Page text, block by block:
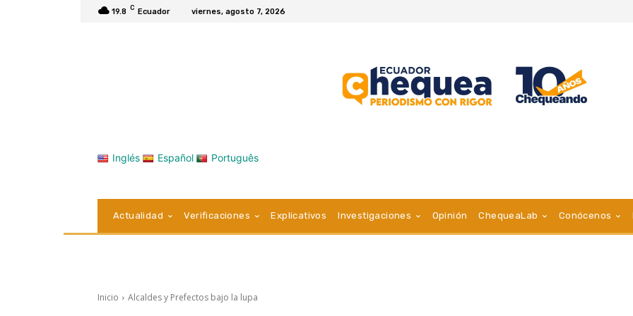
19.8 C Ecuador viernes, agosto 7, 2026
Inglés Español Português
Actualidad Verificaciones Explicativos Investigaciones Opinión ChequeaLab Conócenos
Inicio Alcaldes y Prefectos bajo la lupa